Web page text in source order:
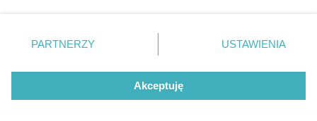
PORADY PORADY
zmienić/wycofać klikając przycisk ustawień prywatności
znajdujący się w lewym dolnym rogu strony
rodzaje przetwarzania danych nie wymagają zgody
użytkownika, ale masz prawo sprzeciwić się takiemu
PARTNERZY USTAWIENIA
Akceptuję